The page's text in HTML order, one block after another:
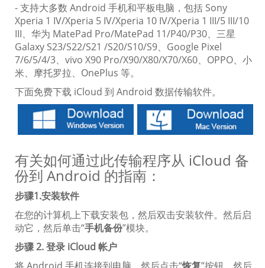
- 支持大多数 Android 手机和平板电脑，包括 Sony
Xperia 1 IV/Xperia 5 IV/Xperia 10 IV/Xperia 1 III/5 III/10
III、华为 MatePad Pro/MatePad 11/P40/P30、三星
Galaxy S23/S22/S21 /S20/S10/S9、Google Pixel
7/6/5/4/3、vivo X90 Pro/X90/X80/X70/X60、OPPO、小
米、摩托罗拉、OnePlus 等。
下面免费下载 iCloud 到 Android 数据传输软件。
有关如何通过此传输程序从 iCloud 备
份到 Android 的指南：
步骤1.安装软件
在您的计算机上下载安装包，然后双击安装软件。然后启
动它，然后单击“手机备份”模块。
步骤 2. 登录 iCloud 帐户